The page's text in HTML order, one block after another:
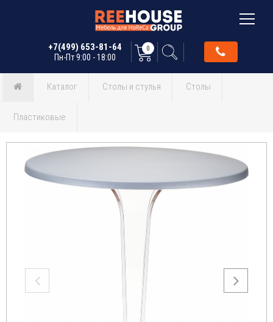
+7(499) 653-81-64
Пн-Пт 9:00 - 18:00
0
Каталог Столы и стулья Столы
Пластиковые